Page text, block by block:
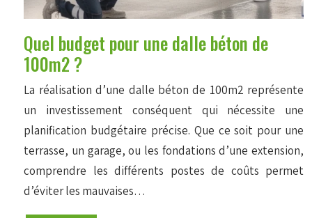
Quel budget pour une dalle béton de
100m2 ?
La réalisation d’une dalle béton de 100m2 représente
un investissement conséquent qui nécessite une
planification budgétaire précise. Que ce soit pour une
terrasse, un garage, ou les fondations d’une extension,
comprendre les différents postes de coûts permet
d’éviter les mauvaises…